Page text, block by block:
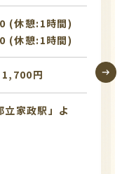
(休憩:1時間)
(休憩:1時間)
円
家政駅」よ